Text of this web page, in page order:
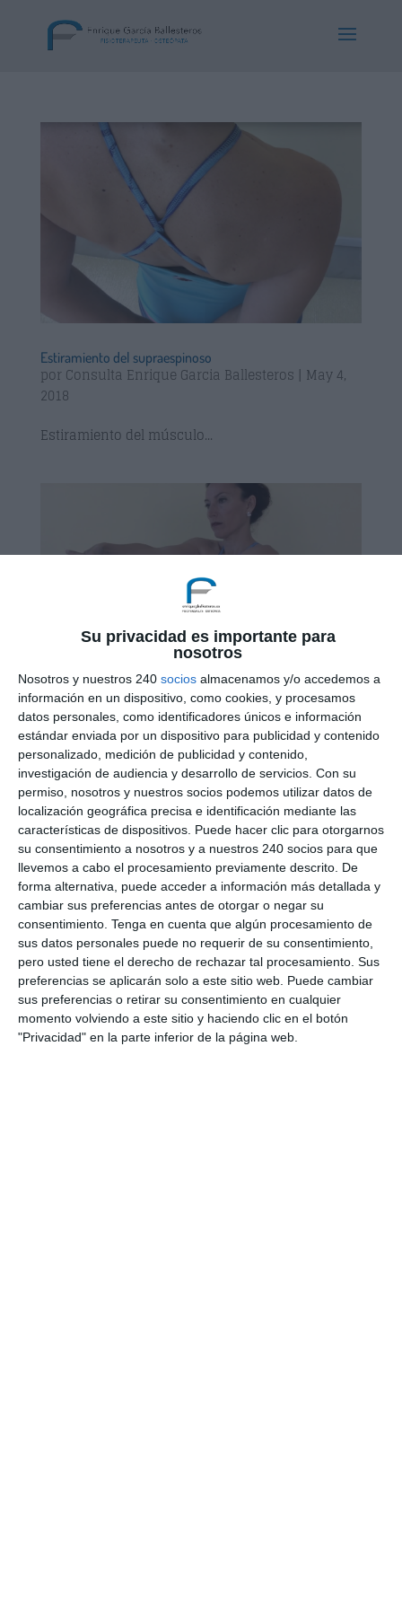
Su privacidad es importante para
nosotros
Nosotros y nuestros 240 socios almacenamos y/o accedemos a
información en un dispositivo, como cookies, y procesamos
datos personales, como identificadores únicos e información
estándar enviada por un dispositivo para publicidad y contenido
personalizado, medición de publicidad y contenido,
investigación de audiencia y desarrollo de servicios. Con su
permiso, nosotros y nuestros socios podemos utilizar datos de
localización geográfica precisa e identificación mediante las
características de dispositivos. Puede hacer clic para otorgarnos
su consentimiento a nosotros y a nuestros 240 socios para que
llevemos a cabo el procesamiento previamente descrito. De
forma alternativa, puede acceder a información más detallada y
cambiar sus preferencias antes de otorgar o negar su
consentimiento. Tenga en cuenta que algún procesamiento de
sus datos personales puede no requerir de su consentimiento,
pero usted tiene el derecho de rechazar tal procesamiento. Sus
preferencias se aplicarán solo a este sitio web. Puede cambiar
sus preferencias o retirar su consentimiento en cualquier
momento volviendo a este sitio y haciendo clic en el botón
"Privacidad" en la parte inferior de la página web.
Estiramiento del supraespinoso
por Consulta Enrique Garcia Ballesteros | May 4,
2018
Estiramiento del músculo...
Estiramiento del supinador largo 1
porConsulta Enrique Garcia Ballesteros|May 4,
2018
Estiramiento del músculo supinador largo...